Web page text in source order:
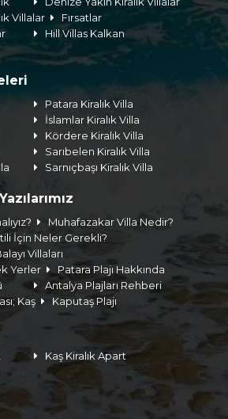
Villalar
Fırsatlar
Hill Villas Kalkan
Patara Kiralık Villa
İslamlar Kiralık Villa
Kördere Kiralık Villa
Sarıbelen Kiralık Villa
Sarnıçbaşı Kiralık Villa
Muhafazakar Villa Nedir?
İçin Neler Gerekli?
Villaları
Yerler
Patara Plajı Hakkında
Antalya Plajları Rehberi
Kaş
Kaputaş Plajı
Kaş Kiralık Apart